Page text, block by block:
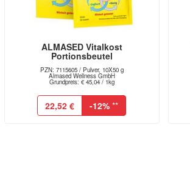
ALMASED Vitalkost
Portionsbeutel
PZN: 7115605 / Pulver, 10X50 g
Almased Wellness GmbH
Grundpreis: € 45,04 / 1kg
22,52 € -12% **